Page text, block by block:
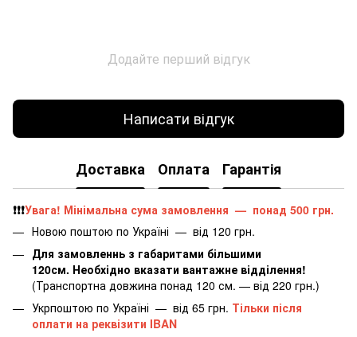
Додайте перший відгук
Написати відгук
Доставка Оплата Гарантія
❗️❗️❗️Увага! Мінімальна сума замовлення — понад 500 грн.
Новою поштою по Україні — від 120 грн.
Для замовленнь з габаритами більшими
120см. Необхідно вказати вантажне відділення!
(Транспортна довжина понад 120 см. — від 220 грн.)
Укрпоштою по Україні — від 65 грн. Тільки після
оплати на реквізити IBAN